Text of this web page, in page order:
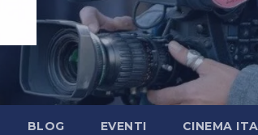
BLOG EVENTI CINEMA